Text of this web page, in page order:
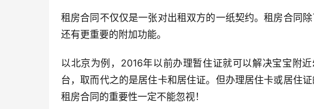
租房合同不仅仅是一张对出租双方的一纸契约。租房合同
还有更重要的附加功能。
以北京为例，2016年以前办理暂住证就可以解决宝宝附
台，取而代之的是居住卡和居住证。但办理居住卡或居住
租房合同的重要性一定不能忽视！